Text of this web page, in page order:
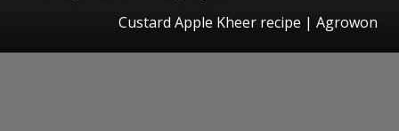
Custard Apple Kheer recipe | Agrowon